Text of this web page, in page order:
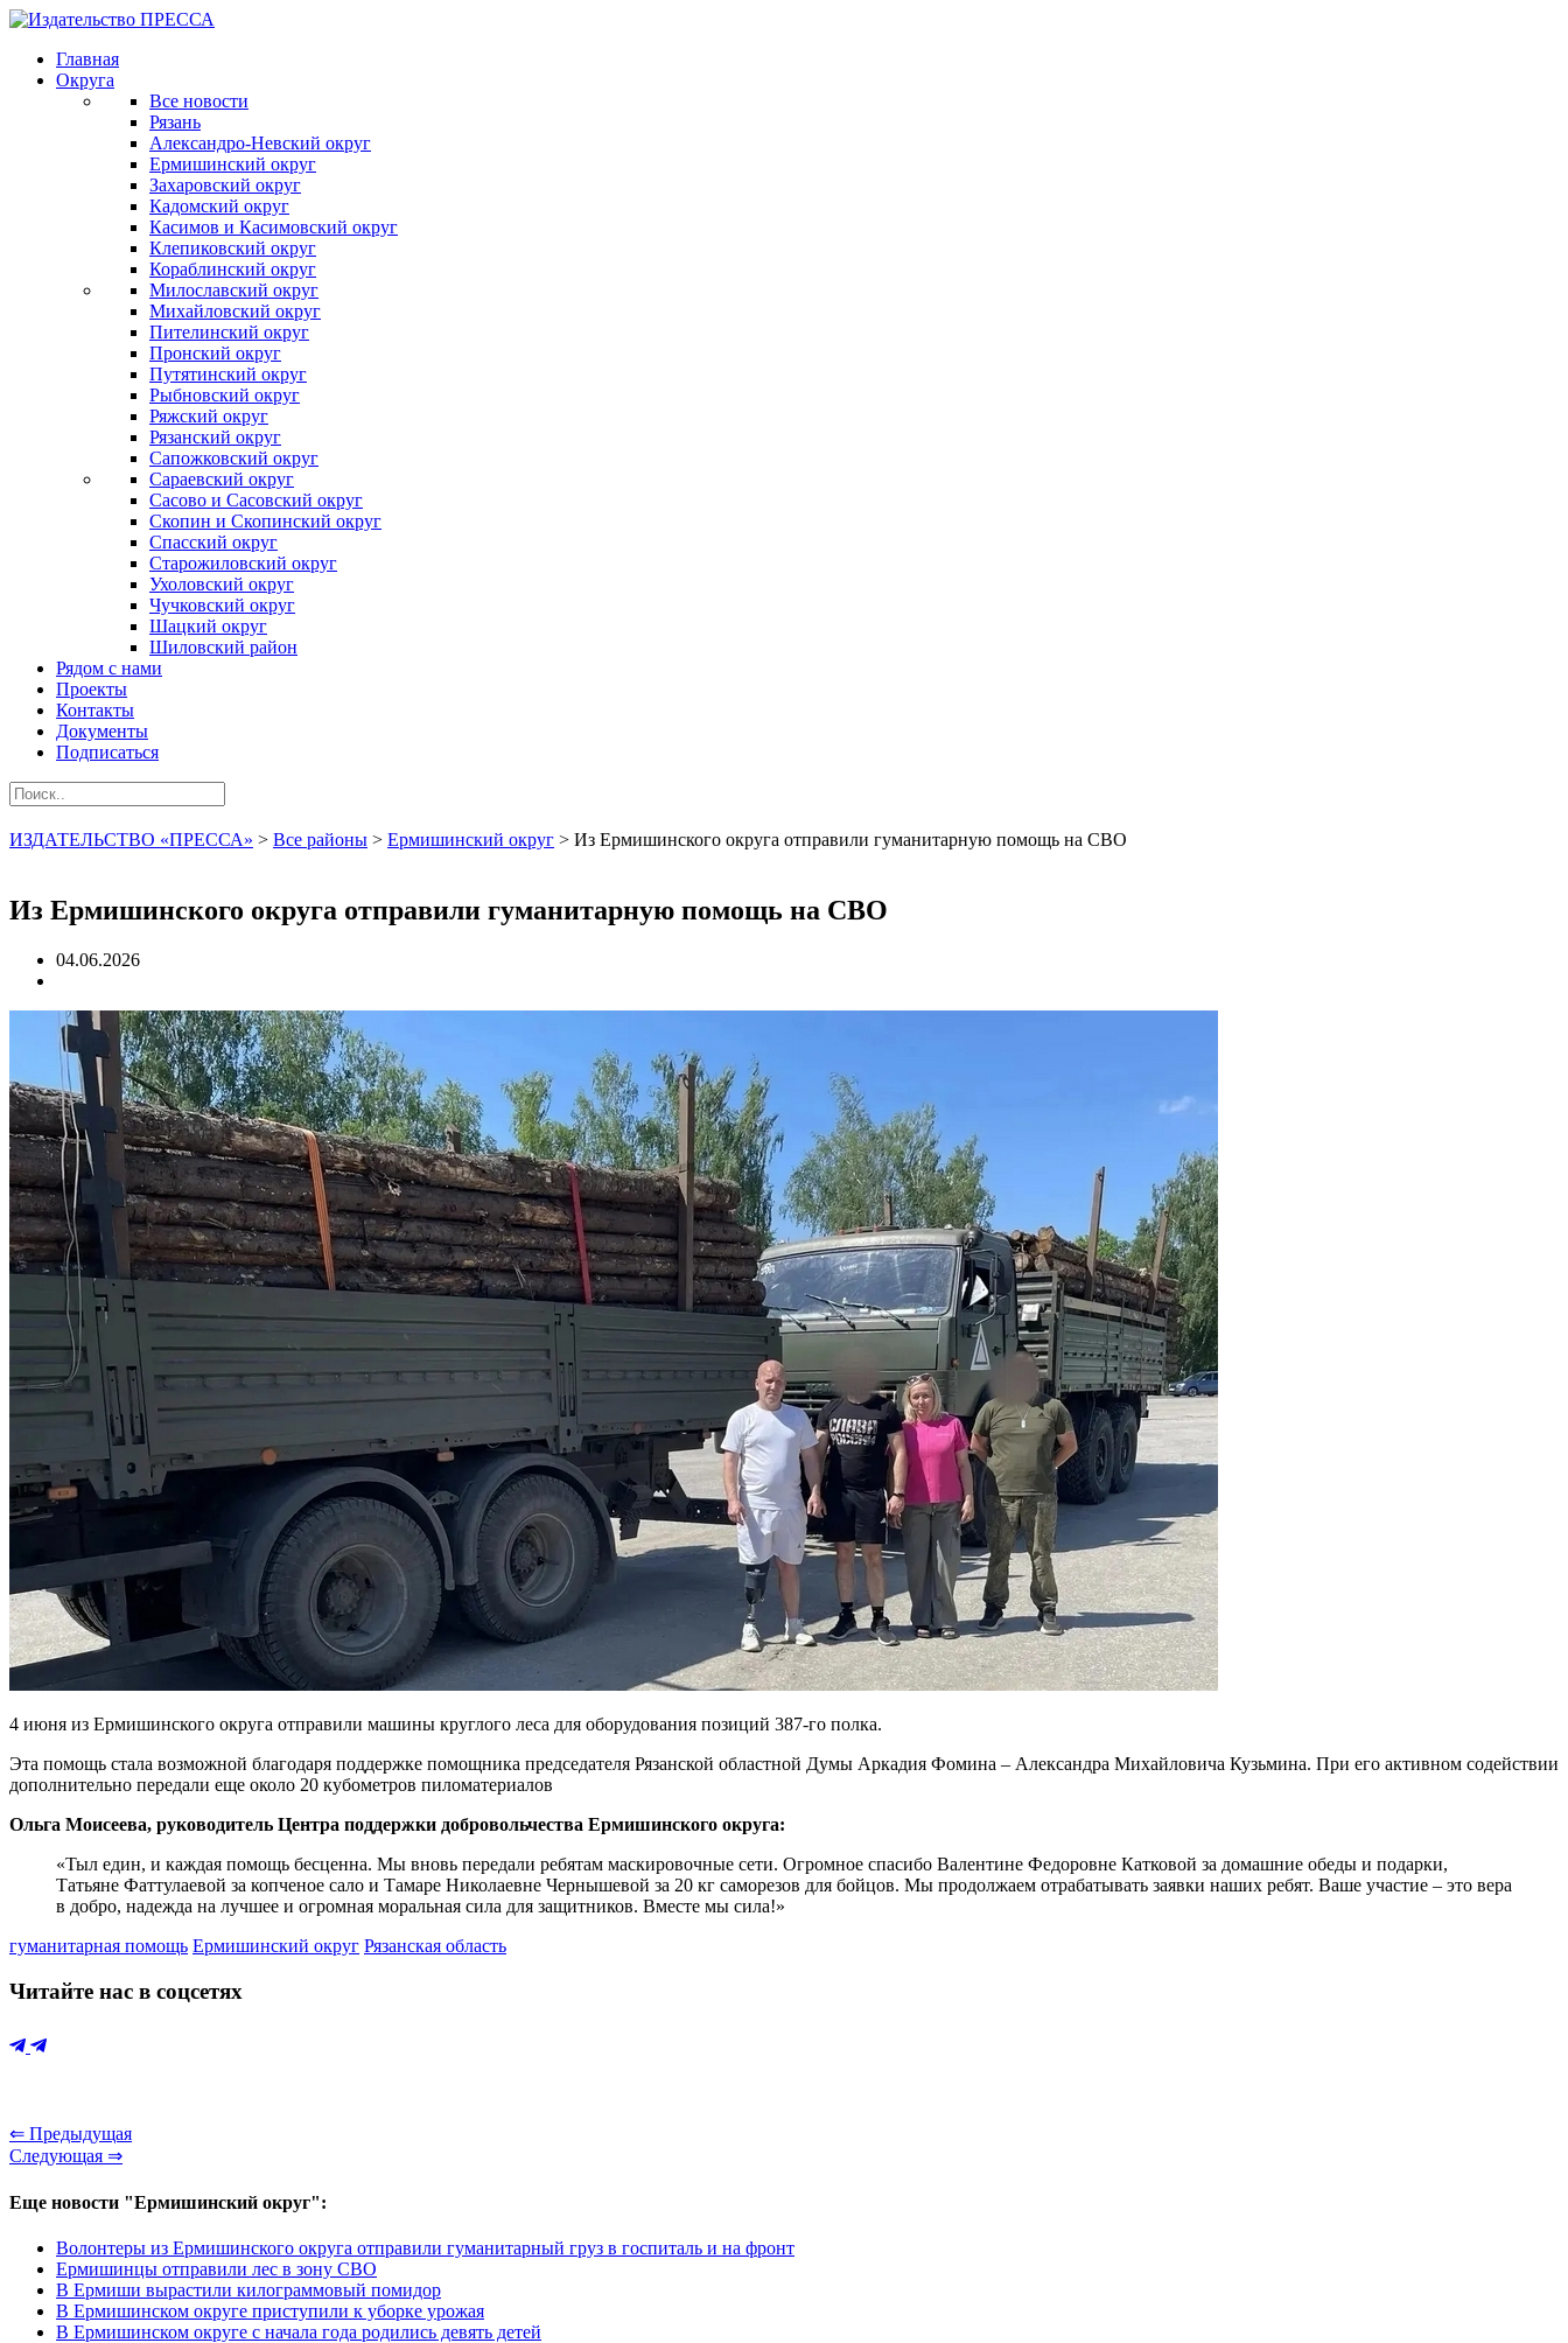
Главная
Округа
Все новости
Рязань
Александро-Невский округ
Ермишинский округ
Захаровский округ
Кадомский округ
Касимов и Касимовский округ
Клепиковский округ
Кораблинский округ
Милославский округ
Михайловский округ
Пителинский округ
Пронский округ
Путятинский округ
Рыбновский округ
Ряжский округ
Рязанский округ
Сапожковский округ
Сараевский округ
Сасово и Сасовский округ
Скопин и Скопинский округ
Спасский округ
Старожиловский округ
Ухоловский округ
Чучковский округ
Шацкий округ
Шиловский район
Рядом с нами
Проекты
Контакты
Документы
Подписаться
ИЗДАТЕЛЬСТВО «ПРЕССА» > Все районы > Ермишинский округ > Из Ермишинского округа отправили гуманитарную помощь на СВО
Из Ермишинского округа отправили гуманитарную помощь на СВО
04.06.2026
4 июня из Ермишинского округа отправили машины круглого леса для оборудования позиций 387-го полка.
Эта помощь стала возможной благодаря поддержке помощника председателя Рязанской областной Думы Аркадия Фомина – Александра Михайловича Кузьмина. При его активном содействии
дополнительно передали еще около 20 кубометров пиломатериалов
Ольга Моисеева, руководитель Центра поддержки добровольчества Ермишинского округа:
«Тыл един, и каждая помощь бесценна. Мы вновь передали ребятам маскировочные сети. Огромное спасибо Валентине Федоровне Катковой за домашние обеды и подарки,
Татьяне Фаттулаевой за копченое сало и Тамаре Николаевне Чернышевой за 20 кг саморезов для бойцов. Мы продолжаем отрабатывать заявки наших ребят. Ваше участие – это вера
в добро, надежда на лучшее и огромная моральная сила для защитников. Вместе мы сила!»
гуманитарная помощь Ермишинский округ Рязанская область
Читайте нас в соцсетях
⇐ Предыдущая
Следующая ⇒
Еще новости "Ермишинский округ":
Волонтеры из Ермишинского округа отправили гуманитарный груз в госпиталь и на фронт
Ермишинцы отправили лес в зону СВО
В Ермиши вырастили килограммовый помидор
В Ермишинском округе приступили к уборке урожая
В Ермишинском округе с начала года родились девять детей